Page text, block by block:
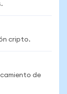
cripto.
de